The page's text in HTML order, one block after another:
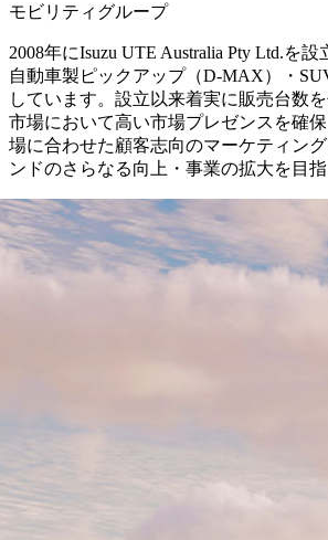
モビリティグループ
2008年にIsuzu UTE Australia Pty Ltd.を設
自動車製ピックアップ（D-MAX）・
しています。設立以来着実に販売台数
市場において高い市場プレゼンスを確
場に合わせた顧客志向のマーケティン
ンドのさらなる向上・事業の拡大を目指